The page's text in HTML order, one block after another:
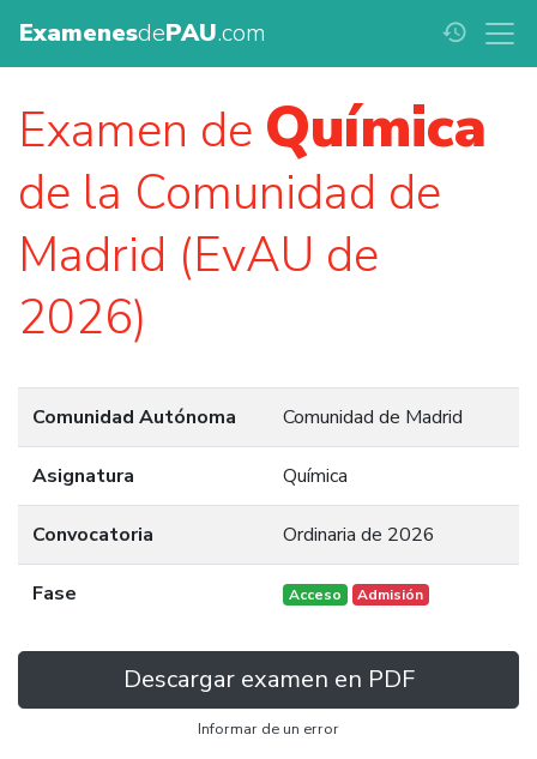
ExamenesdePAU.com history
Examen de Química
de la Comunidad de
Madrid (EvAU de
2026)
Comunidad Autónoma Comunidad de Madrid
Asignatura Química
Convocatoria Ordinaria de 2026
Fase Acceso Admisión
Descargar examen en PDF
Informar de un error